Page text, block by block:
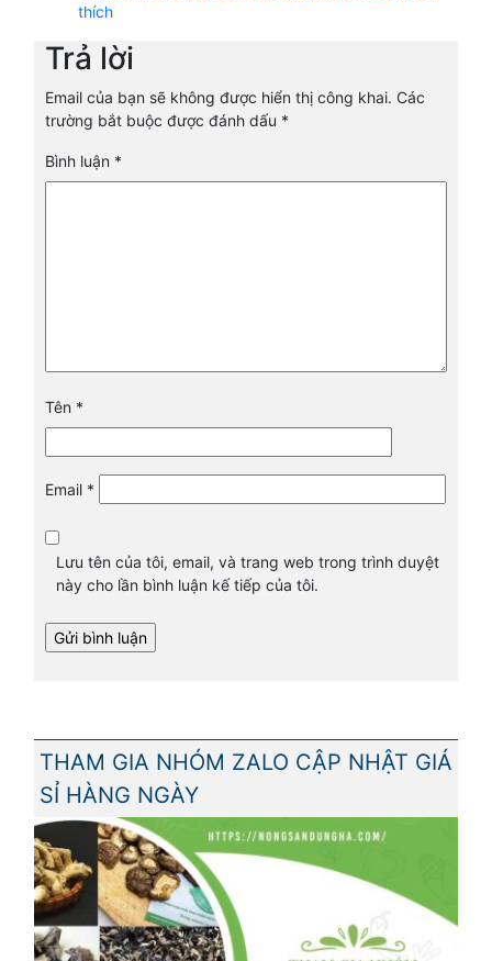
thích
Trả lời
Email của bạn sẽ không được hiển thị công khai. Các
trường bắt buộc được đánh dấu *
Bình luận *
Tên *
Email *
Lưu tên của tôi, email, và trang web trong trình duyệt
này cho lần bình luận kế tiếp của tôi.
THAM GIA NHÓM ZALO CẬP NHẬT GIÁ
SỈ HÀNG NGÀY